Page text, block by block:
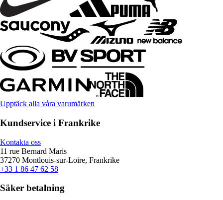
Upptäck alla våra varumärken
Kundservice i Frankrike
Kontakta oss
11 rue Bernard Maris
37270 Montlouis-sur-Loire, Frankrike
+33 1 86 47 62 58
Säker betalning